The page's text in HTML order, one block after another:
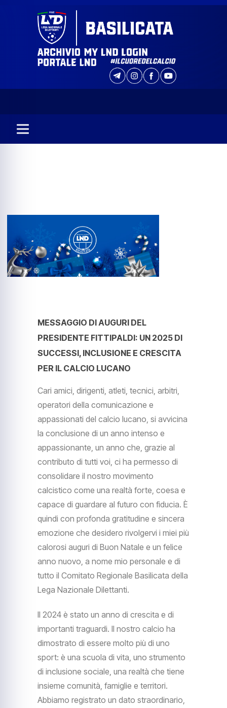
MESSAGGIO DI AUGURI DEL
PRESIDENTE FITTIPALDI: UN 2025 DI
SUCCESSI, INCLUSIONE E CRESCITA
PER IL CALCIO LUCANO
Cari amici, dirigenti, atleti, tecnici, arbitri,
operatori della comunicazione e
appassionati del calcio lucano, si avvicina
la conclusione di un anno intenso e
appassionante, un anno che, grazie al
contributo di tutti voi, ci ha permesso di
consolidare il nostro movimento
calcistico come una realtà forte, coesa e
capace di guardare al futuro con fiducia. È
quindi con profonda gratitudine e sincera
emozione che desidero rivolgervi i miei più
calorosi auguri di Buon Natale e un felice
anno nuovo, a nome mio personale e di
tutto il Comitato Regionale Basilicata della
Lega Nazionale Dilettanti.
Il 2024 è stato un anno di crescita e di
importanti traguardi. Il nostro calcio ha
dimostrato di essere molto più di uno
sport: è una scuola di vita, uno strumento
di inclusione sociale, una realtà che tiene
insieme comunità, famiglie e territori.
Abbiamo registrato un dato straordinario,